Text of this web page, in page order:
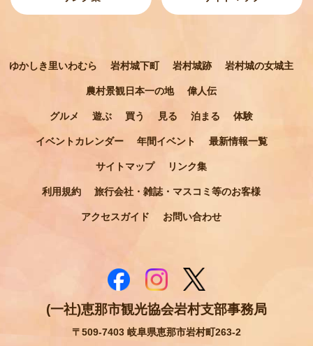
ゆかしき里いわむら 岩村城下町 岩村城跡 岩村城の女城主
農村景観日本一の地 偉人伝
グルメ 遊ぶ 買う 見る 泊まる 体験
イベントカレンダー 年間イベント 最新情報一覧
サイトマップ リンク集
利用規約 旅行会社・雑誌・マスコミ等のお客様
アクセスガイド お問い合わせ
(一社)恵那市観光協会岩村支部事務局
〒509-7403 岐阜県恵那市岩村町263-2